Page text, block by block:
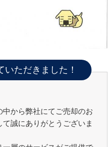
ただきました！
から弊社にてご売却のお
誠にありがとうございま